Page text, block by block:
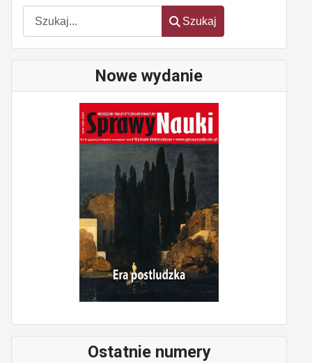
Szukaj
Szukaj
Nowe wydanie
Ostatnie numery